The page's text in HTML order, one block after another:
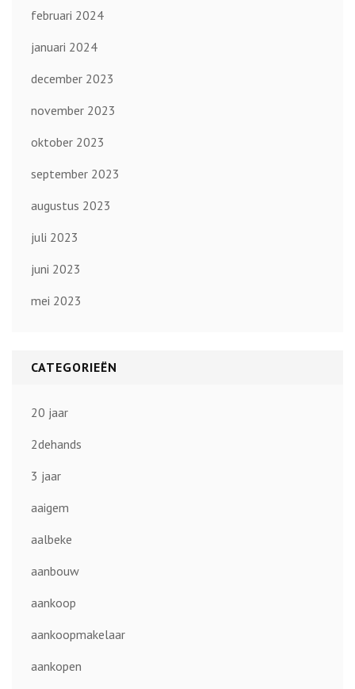
februari 2024
januari 2024
december 2023
november 2023
oktober 2023
september 2023
augustus 2023
juli 2023
juni 2023
mei 2023
CATEGORIEËN
20 jaar
2dehands
3 jaar
aaigem
aalbeke
aanbouw
aankoop
aankoopmakelaar
aankopen